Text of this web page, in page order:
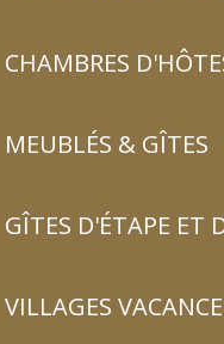
CHAMBRES
MEUBLÉS & GÎTES
GÎTES D'ÉTAPE ET
VILLAGES
SAINT-SAUVEUR
Saint-Sauveur
!